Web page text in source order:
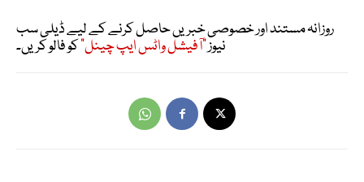
روزانہ مستند اور خصوصی خبریں حاصل کرنے کے لیے ڈیلی سب
نیوز"آفیشل واٹس ایپ چینل"کو فالو کریں۔